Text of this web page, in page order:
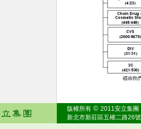
版權所有 © 2011安立集團
新北市新莊區五權二路26